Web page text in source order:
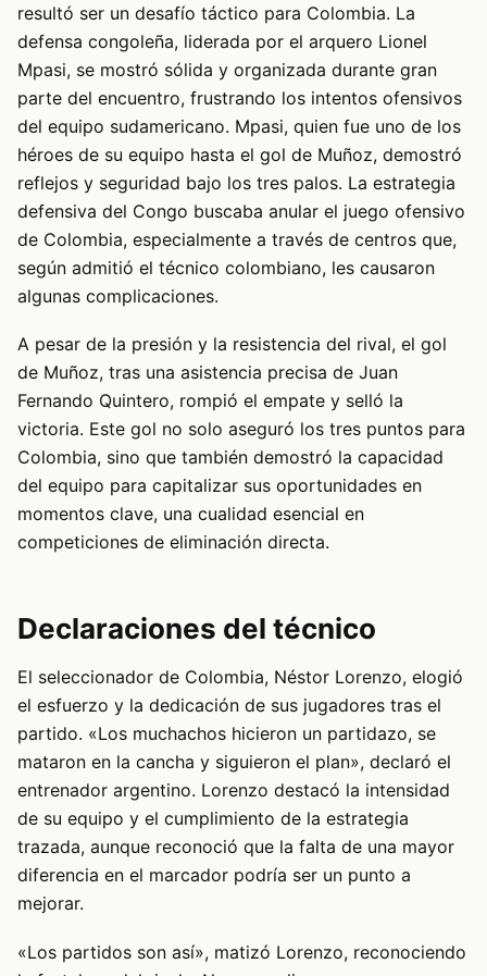
resultó ser un desafío táctico para Colombia. La
defensa congoleña, liderada por el arquero Lionel
Mpasi, se mostró sólida y organizada durante gran
parte del encuentro, frustrando los intentos ofensivos
del equipo sudamericano. Mpasi, quien fue uno de los
héroes de su equipo hasta el gol de Muñoz, demostró
reflejos y seguridad bajo los tres palos. La estrategia
defensiva del Congo buscaba anular el juego ofensivo
de Colombia, especialmente a través de centros que,
según admitió el técnico colombiano, les causaron
algunas complicaciones.
A pesar de la presión y la resistencia del rival, el gol
de Muñoz, tras una asistencia precisa de Juan
Fernando Quintero, rompió el empate y selló la
victoria. Este gol no solo aseguró los tres puntos para
Colombia, sino que también demostró la capacidad
del equipo para capitalizar sus oportunidades en
momentos clave, una cualidad esencial en
competiciones de eliminación directa.
Declaraciones del técnico
El seleccionador de Colombia, Néstor Lorenzo, elogió
el esfuerzo y la dedicación de sus jugadores tras el
partido. «Los muchachos hicieron un partidazo, se
mataron en la cancha y siguieron el plan», declaró el
entrenador argentino. Lorenzo destacó la intensidad
de su equipo y el cumplimiento de la estrategia
trazada, aunque reconoció que la falta de una mayor
diferencia en el marcador podría ser un punto a
mejorar.
«Los partidos son así», matizó Lorenzo, reconociendo